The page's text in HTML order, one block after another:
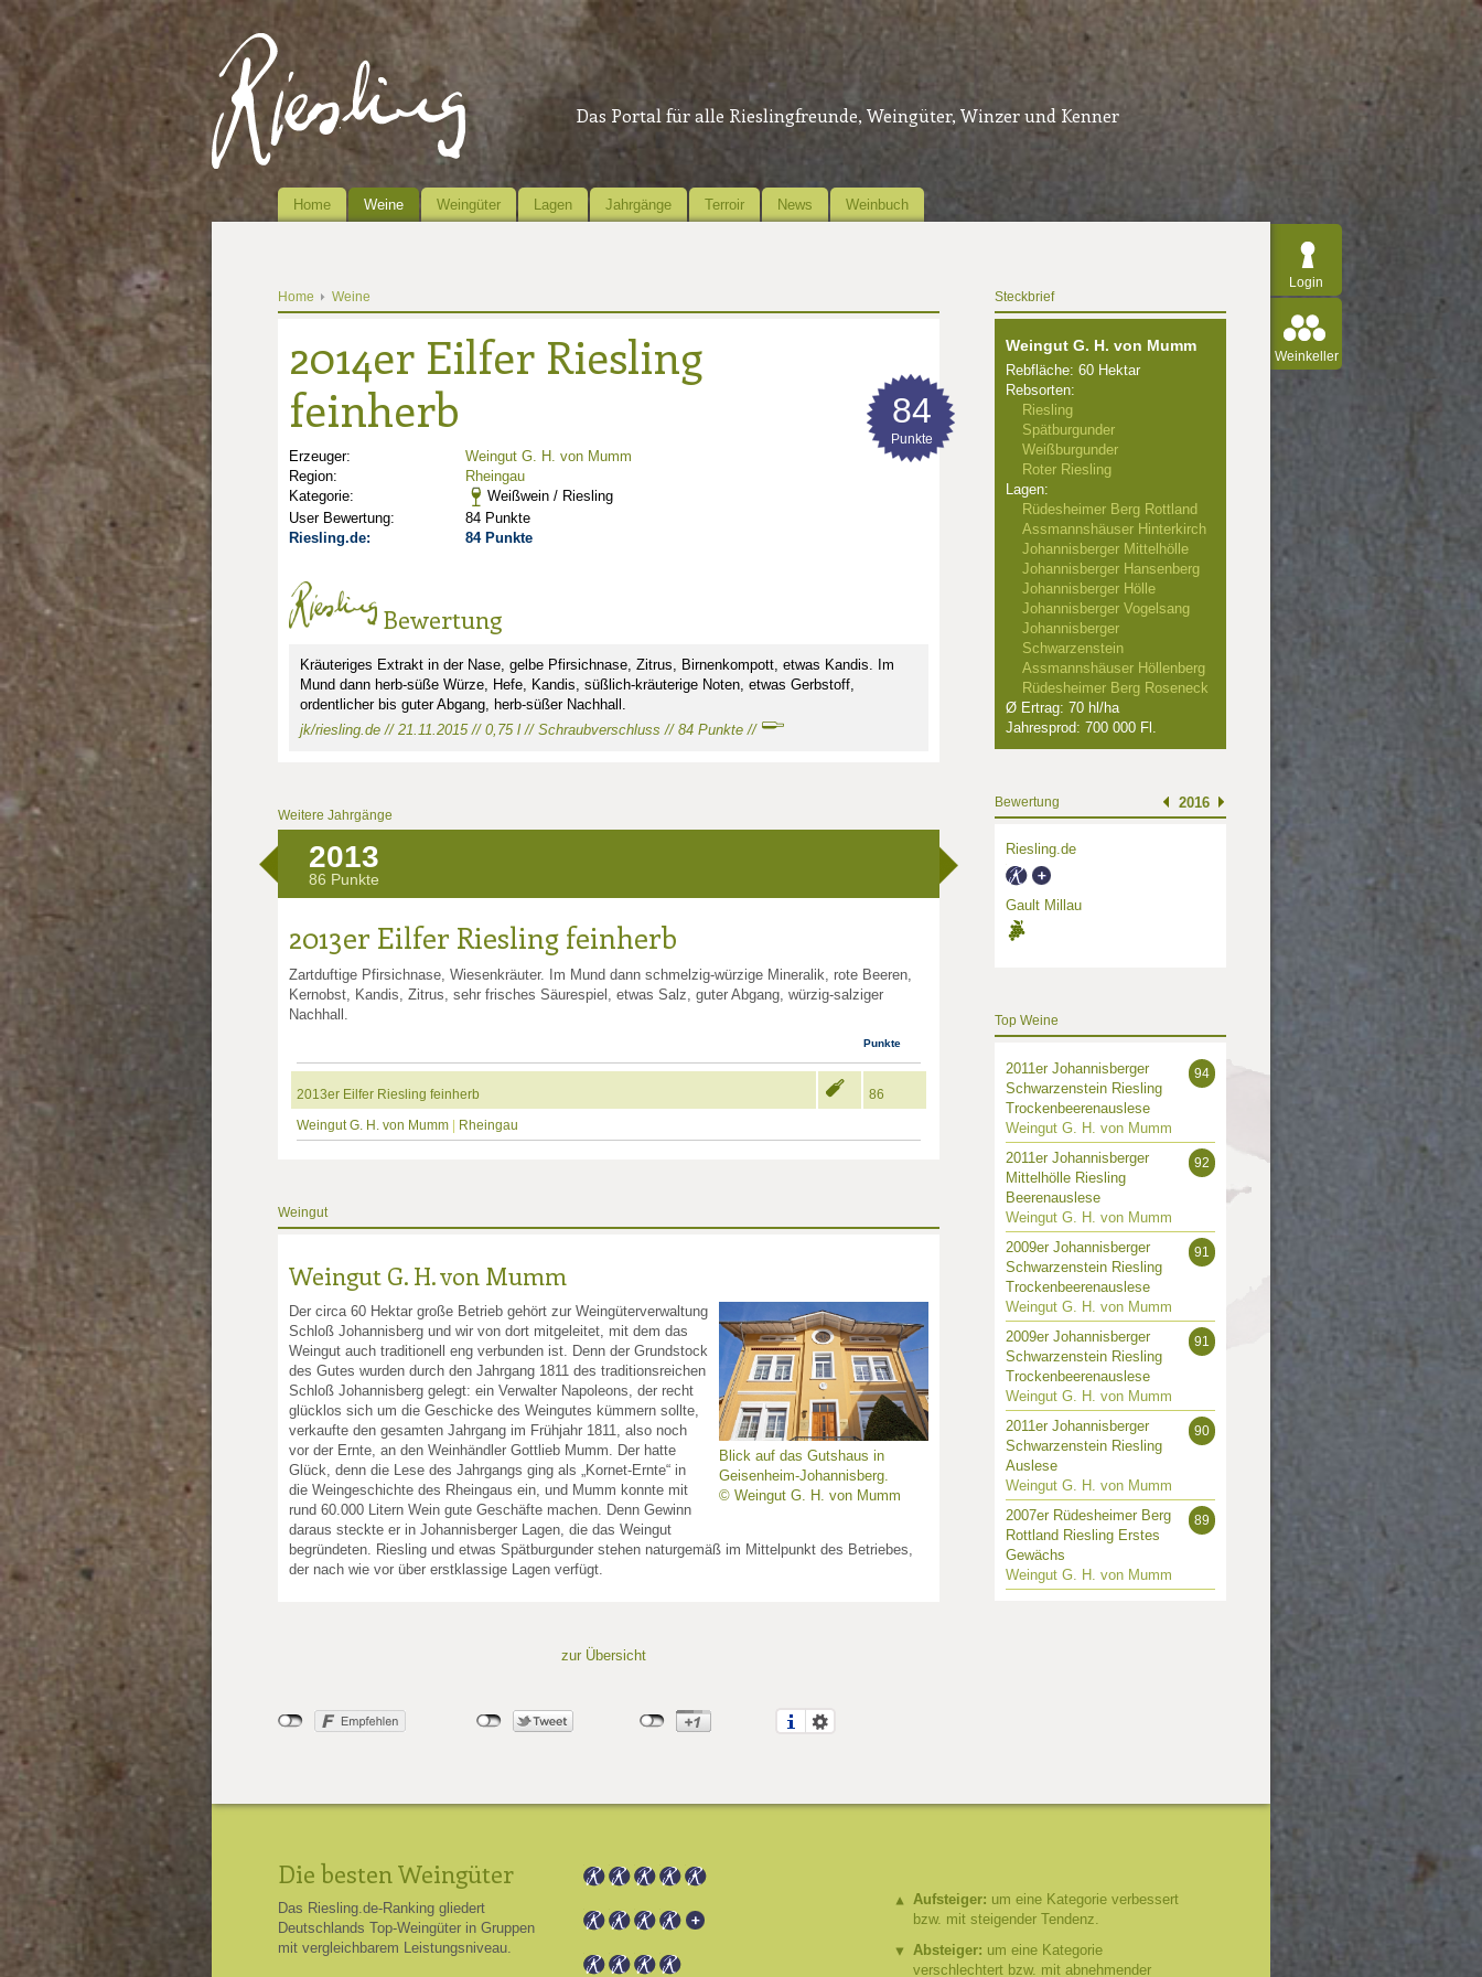
Das Portal für alle Rieslingfreunde, Weingüter, Winzer und Kenner
Home Weine Weingüter Lagen Jahrgänge Terroir News Weinbuch
Login
Weinkeller
Home Weine
2014er Eilfer Riesling
feinherb
Erzeuger:
Weingut G. H. von Mumm
Region:
Rheingau
Kategorie:
Weißwein / Riesling
User Bewertung:
84 Punkte
Riesling.de:
84 Punkte
84
Punkte
Bewertung
Kräuteriges Extrakt in der Nase, gelbe Pfirsichnase, Zitrus, Birnenkompott, etwas Kandis. Im
Mund dann herb-süße Würze, Hefe, Kandis, süßlich-kräuterige Noten, etwas Gerbstoff,
ordentlicher bis guter Abgang, herb-süßer Nachhall.
jk/riesling.de // 21.11.2015 // 0,75 l // Schraubverschluss // 84 Punkte //
Weitere Jahrgänge
2013
86 Punkte
2013er Eilfer Riesling feinherb
Zartduftige Pfirsichnase, Wiesenkräuter. Im Mund dann schmelzig-würzige Mineralik, rote Beeren,
Kernobst, Kandis, Zitrus, sehr frisches Säurespiel, etwas Salz, guter Abgang, würzig-salziger
Nachhall.
Punkte
2013er Eilfer Riesling feinherb
86
Weingut G. H. von Mumm
Rheingau
Weingut
Weingut G. H. von Mumm
Blick auf das Gutshaus in
Geisenheim-Johannisberg.
© Weingut G. H. von Mumm
Der circa 60 Hektar große Betrieb gehört zur Weingüterverwaltung
Schloß Johannisberg und wir von dort mitgeleitet, mit dem das
Weingut auch traditionell eng verbunden ist. Denn der Grundstock
des Gutes wurden durch den Jahrgang 1811 des traditionsreichen
Schloß Johannisberg gelegt: ein Verwalter Napoleons, der recht
glücklos sich um die Geschicke des Weingutes kümmern sollte,
verkaufte den gesamten Jahrgang im Frühjahr 1811, also noch
vor der Ernte, an den Weinhändler Gottlieb Mumm. Der hatte
Glück, denn die Lese des Jahrgangs ging als „Kornet-Ernte“ in
die Weingeschichte des Rheingaus ein, und Mumm konnte mit
rund 60.000 Litern Wein gute Geschäfte machen. Denn Gewinn
daraus steckte er in Johannisberger Lagen, die das Weingut
begründeten. Riesling und etwas Spätburgunder stehen naturgemäß im Mittelpunkt des Betriebes,
der nach wie vor über erstklassige Lagen verfügt.
zur Übersicht
Steckbrief
Weingut G. H. von Mumm
Rebfläche: 60 Hektar
Rebsorten:
Riesling
Spätburgunder
Weißburgunder
Roter Riesling
Lagen:
Rüdesheimer Berg Rottland
Assmannshäuser Hinterkirch
Johannisberger Mittelhölle
Johannisberger Hansenberg
Johannisberger Hölle
Johannisberger Vogelsang
Johannisberger
Schwarzenstein
Assmannshäuser Höllenberg
Rüdesheimer Berg Roseneck
Ø Ertrag: 70 hl/ha
Jahresprod: 700 000 Fl.
Bewertung 2016
Riesling.de
1.75
Gault Millau
1
Top Weine
94
2011er Johannisberger
Schwarzenstein Riesling
Trockenbeerenauslese
Weingut G. H. von Mumm
92
2011er Johannisberger
Mittelhölle Riesling
Beerenauslese
Weingut G. H. von Mumm
91
2009er Johannisberger
Schwarzenstein Riesling
Trockenbeerenauslese
Weingut G. H. von Mumm
91
2009er Johannisberger
Schwarzenstein Riesling
Trockenbeerenauslese
Weingut G. H. von Mumm
90
2011er Johannisberger
Schwarzenstein Riesling
Auslese
Weingut G. H. von Mumm
89
2007er Rüdesheimer Berg
Rottland Riesling Erstes
Gewächs
Weingut G. H. von Mumm
Die besten Weingüter
Das Riesling.de-Ranking gliedert
Deutschlands Top-Weingüter in Gruppen
mit vergleichbarem Leistungsniveau.
Aufsteiger: um eine Kategorie verbessert
bzw. mit steigender Tendenz.
Absteiger: um eine Kategorie
verschlechtert bzw. mit abnehmender